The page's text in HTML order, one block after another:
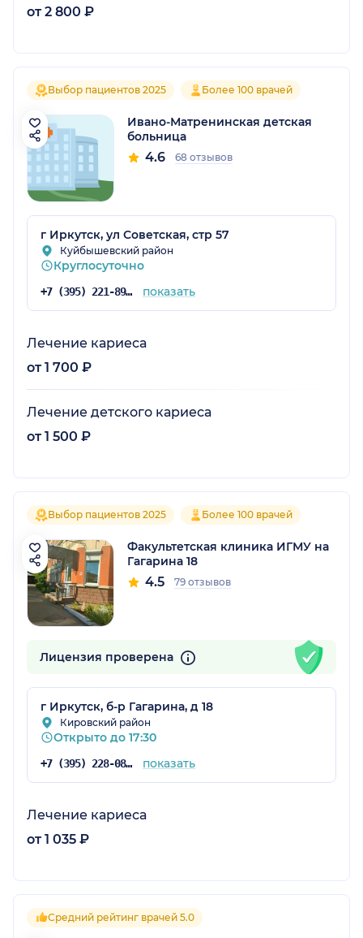
от 2 800 ₽
Выбор пациентов 2025 Более 100 врачей
Ивано-Матренинская детская
больница
4.6 68 отзывов
г Иркутск, ул Советская, стр 57
Куйбышевский район
Круглосуточно
+7 (395) 221-89-76 показать
Лечение кариеса
от 1 700 ₽
Лечение детского кариеса
от 1 500 ₽
Выбор пациентов 2025 Более 100 врачей
Факультетская клиника ИГМУ на
Гагарина 18
4.5 79 отзывов
Лицензия проверена
г Иркутск, б-р Гагарина, д 18
Кировский район
Открыто до 17:30
+7 (395) 228-08-08 показать
Лечение кариеса
от 1 035 ₽
Средний рейтинг врачей 5.0